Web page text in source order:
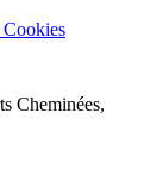
Cheminées,